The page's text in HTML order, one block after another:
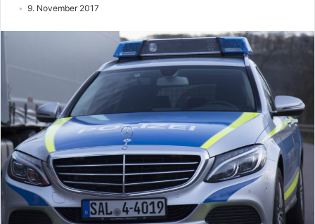
9. November 2017